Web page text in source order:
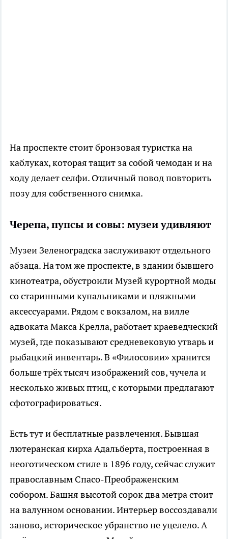
На проспекте стоит бронзовая туристка на
каблуках, которая тащит за собой чемодан и на
ходу делает селфи. Отличный повод повторить
позу для собственного снимка.
Черепа, пупсы и совы: музеи удивляют
Музеи Зеленоградска заслуживают отдельного
абзаца. На том же проспекте, в здании бывшего
кинотеатра, обустроили Музей курортной моды
со старинными купальниками и пляжными
аксессуарами. Рядом с вокзалом, на вилле
адвоката Макса Крелла, работает краеведческий
музей, где показывают средневековую утварь и
рыбацкий инвентарь. В «Филосовии» хранится
больше трёх тысяч изображений сов, чучела и
несколько живых птиц, с которыми предлагают
сфотографироваться.
Есть тут и бесплатные развлечения. Бывшая
лютеранская кирха Адальберта, построенная в
неоготическом стиле в 1896 году, сейчас служит
православным Спасо-Преображенским
собором. Башня высотой сорок два метра стоит
на валунном основании. Интерьер воссоздавали
заново, историческое убранство не уцелело. А